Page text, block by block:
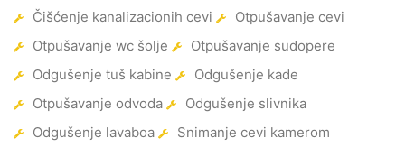
Košutnjak
Odgušenje kanalizacije Kotež
Odgušenje kanalizacije Krnjača
Odgušenje kanalizacije
Kumodraž
Čišćenje kanalizacionih cevi
Otpušavanje cevi
Otpušavanje wc šolje
Otpušavanje sudopere
Odgušenje tuš kabine
Odgušenje kade
Otpušavanje odvoda
Odgušenje slivnika
Odgušenje lavaboa
Snimanje cevi kamerom